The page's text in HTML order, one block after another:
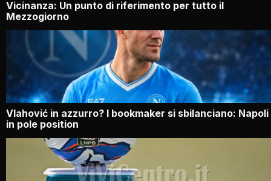
Vicinanza: Un punto di riferimento per tutto il
Mezzogiorno
Vlahović in azzurro? I bookmaker si sbilanciano: Napoli
in pole position